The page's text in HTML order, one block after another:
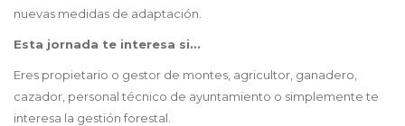
nuevas medidas de adaptación.
Esta jornada te interesa si…
Eres propietario o gestor de montes, agricultor, ganadero,
cazador, personal técnico de ayuntamiento o simplemente te
interesa la gestión forestal.